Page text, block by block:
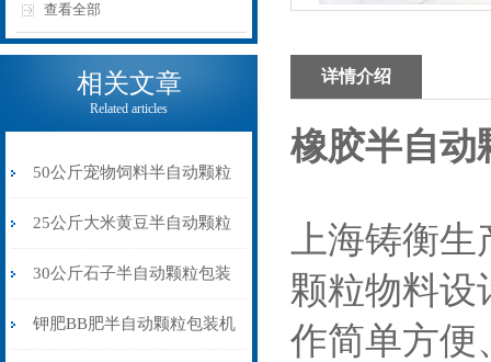
查看全部
相关文章
Related articles
50公斤宠物饲料半自动颗粒
包装机配缝包机
25公斤大米黄豆半自动颗粒
包装机配缝包机
30公斤石子半自动颗粒包装
机皮带输送式
钾肥BB肥半自动颗粒包装机
详情介绍
橡胶半自动
上海铸衡
颗粒物料设
作简单方便